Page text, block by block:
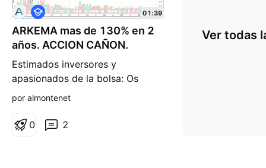
ARKEMA mas de 130% en 2
años. ACCION CAÑON.
Estimados inversores y
apasionados de la bolsa: Os
traigo un valor de la bolsa de
ARKEMA, la cual se dedica al
F
o
r
a
ó
01:39
por almontenet
2
0
Ver todas